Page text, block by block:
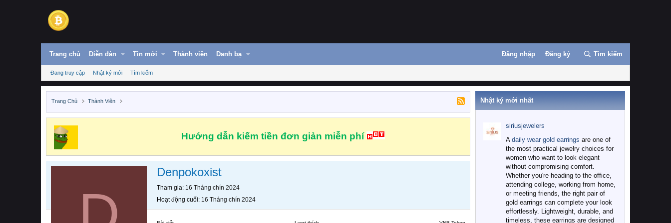
Trang chủ Diễn đàn Tin mới Thành viên Danh bạ Đăng nhập Đăng ký Tìm kiếm
Đang truy cập Nhật ký mới Tìm kiếm
Trang Chủ Thành Viên
Hướng dẫn kiếm tiền đơn giản miễn phí
Denpokoxist
Tham gia 16 Tháng chín 2024
Hoạt động cuối 16 Tháng chín 2024
Nhật ký mới nhất
siriusjewelers
A daily wear gold earrings are one of
the most practical jewelry choices for
women who want to look elegant
without compromising comfort.
Whether you're heading to the office,
attending college, working from home,
or meeting friends, the right pair of
gold earrings can complete your look
effortlessly. Lightweight, durable, and
timeless, these earrings are designed